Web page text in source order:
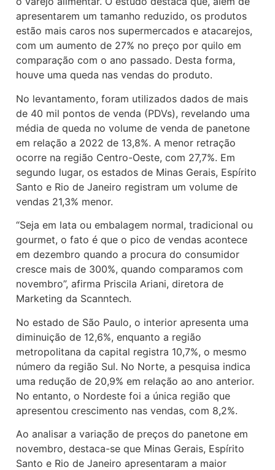
apresentarem um tamanho reduzido, os produtos
estão mais caros nos supermercados e atacarejos,
com um aumento de 27% no preço por quilo em
comparação com o ano passado. Desta forma,
houve uma queda nas vendas do produto.
No levantamento, foram utilizados dados de mais
de 40 mil pontos de venda (PDVs), revelando uma
média de queda no volume de venda de panetone
em relação a 2022 de 13,8%. A menor retração
ocorre na região Centro-Oeste, com 27,7%. Em
segundo lugar, os estados de Minas Gerais, Espírito
Santo e Rio de Janeiro registram um volume de
vendas 21,3% menor.
“Seja em lata ou embalagem normal, tradicional ou
gourmet, o fato é que o pico de vendas acontece
em dezembro quando a procura do consumidor
cresce mais de 300%, quando comparamos com
novembro”, afirma Priscila Ariani, diretora de
Marketing da Scanntech.
No estado de São Paulo, o interior apresenta uma
diminuição de 12,6%, enquanto a região
metropolitana da capital registra 10,7%, o mesmo
número da região Sul. No Norte, a pesquisa indica
uma redução de 20,9% em relação ao ano anterior.
No entanto, o Nordeste foi a única região que
apresentou crescimento nas vendas, com 8,2%.
Ao analisar a variação de preços do panetone em
novembro, destaca-se que Minas Gerais, Espírito
Santo e Rio de Janeiro apresentaram a maior